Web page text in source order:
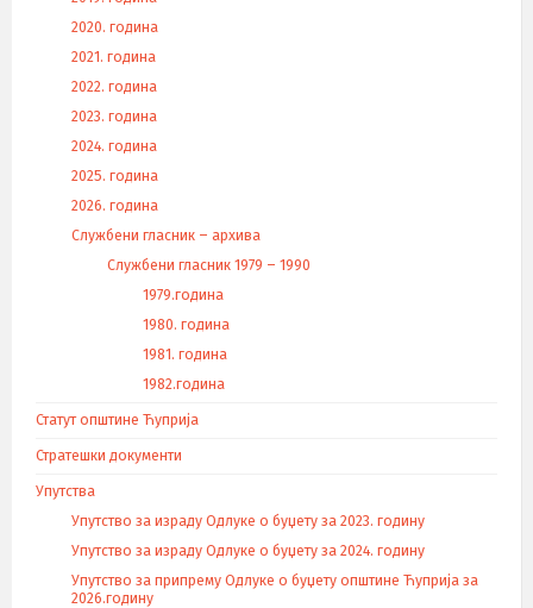
2020. година
2021. година
2022. година
2023. година
2024. година
2025. година
2026. година
Службени гласник – архива
Службени гласник 1979 – 1990
1979.година
1980. година
1981. година
1982.година
Статут општине Ћуприја
Стратешки документи
Упутства
Упутство за израду Одлуке о буџету за 2023. годину
Упутство за израду Одлуке о буџету за 2024. годину
Упутство за припрему Одлуке о буџету општине Ћуприја за
2026.годину